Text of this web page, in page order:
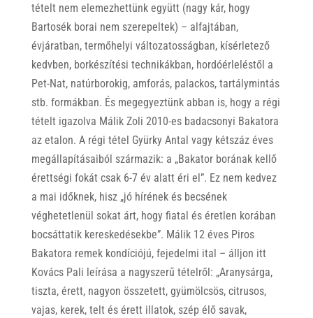
tételt nem elemezhettünk együtt (nagy kár, hogy
Bartosék borai nem szerepeltek) – alfajtában,
évjáratban, termőhelyi változatosságban, kísérletező
kedvben, borkészítési technikákban, hordóérleléstől a
Pet-Nat, natúrborokig, amforás, palackos, tartálymintás
stb. formákban. És megegyeztünk abban is, hogy a régi
tételt igazolva Málik Zoli 2010-es badacsonyi Bakatora
az etalon. A régi tétel Gyürky Antal vagy kétszáz éves
megállapításaiból származik: a „Bakator borának kellő
érettségi fokát csak 6-7 év alatt éri el”. Ez nem kedvez
a mai időknek, hisz „jó hírének és becsének
véghetetlenül sokat árt, hogy fiatal és éretlen korában
bocsáttatik kereskedésekbe”. Málik 12 éves Piros
Bakatora remek kondíciójú, fejedelmi ital – álljon itt
Kovács Pali leírása a nagyszerű tételről: „Aranysárga,
tiszta, érett, nagyon összetett, gyümölcsös, citrusos,
vajas, kerek, telt és érett illatok, szép élő savak,